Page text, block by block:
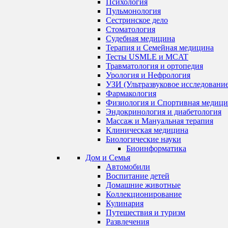
Психология
Пульмонология
Сестринское дело
Стоматология
Судебная медицина
Терапия и Семейная медицина
Тесты USMLE и MCAT
Травматология и ортопедия
Урология и Нефрология
УЗИ (Ультразвуковое
Фармакология
Физиология и Спортивная
Эндокринология и диабетология
Массаж и Мануальная терапия
Клиническая медицина
Биологические науки
Биоинформатика
Дом и Семья
Автомобили
Воспитание детей
Домашние животные
Коллекционирование
Кулинария
Путешествия и туризм
Развлечения